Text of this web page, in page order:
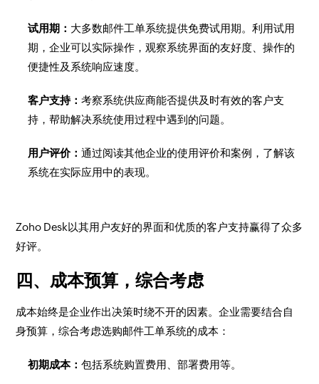
试用期： 大多数邮件工单系统提供免费试用期。利用试用
期，企业可以实际操作，观察系统界面的友好度、操作的
便捷性及系统响应速度。
客户支持：考察系统供应商能否提供及时有效的客户支
持，帮助解决系统使用过程中遇到的问题。
用户评价：通过阅读其他企业的使用评价和案例，了解该
系统在实际应用中的表现。
Zoho Desk以其用户友好的界面和优质的客户支持赢得了众多
好评。
四、成本预算，综合考虑
成本始终是企业作出决策时绕不开的因素。企业需要结合自
身预算，综合考虑选购邮件工单系统的成本：
初期成本：包括系统购置费用、部署费用等。